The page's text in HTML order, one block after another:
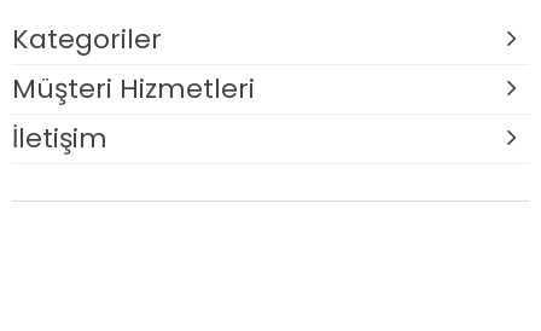
Kategoriler
Müşteri Hizmetleri
İletişim